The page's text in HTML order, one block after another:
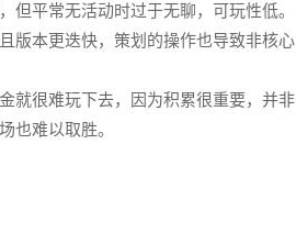
但平常无活动时过于无聊，可玩性低。
版本更迭快，策划的操作也导致非核心
就很难玩下去，因为积累很重要，并非
也难以取胜。